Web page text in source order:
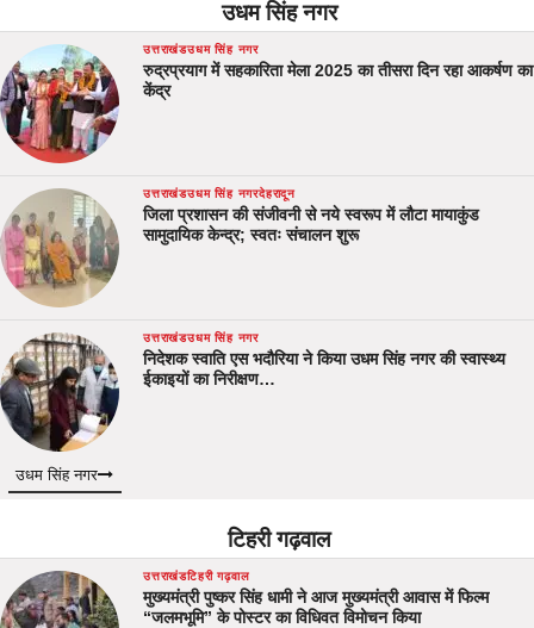
उधम सिंह नगर
उत्तराखंडउधम सिंह नगर
रुद्रप्रयाग में सहकारिता मेला 2025 का तीसरा दिन रहा आकर्षण का
केंद्र
उत्तराखंडउधम सिंह नगरदेहरादून
जिला प्रशासन की संजीवनी से नये स्वरूप में लौटा मायाकुंड
सामुदायिक केन्द्र; स्वतः संचालन शुरू
उत्तराखंडउधम सिंह नगर
निदेशक स्वाति एस भदौरिया ने किया उधम सिंह नगर की स्वास्थ्य
ईकाइयों का निरीक्षण…
उधम सिंह नगर
टिहरी गढ़वाल
उत्तराखंडटिहरी गढ़वाल
मुख्यमंत्री पुष्कर सिंह धामी ने आज मुख्यमंत्री आवास में फिल्म
“जलमभूमि” के पोस्टर का विधिवत विमोचन किया